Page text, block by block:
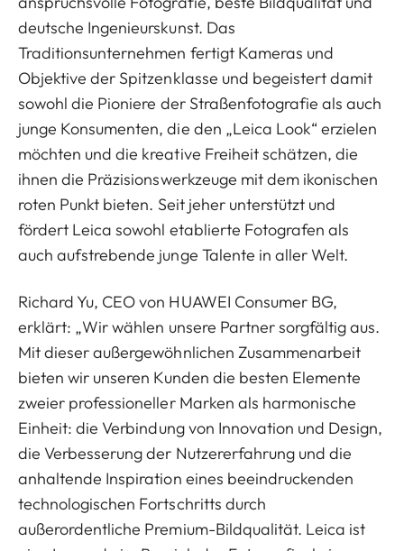
deutsche Ingenieurskunst. Das
Traditionsunternehmen fertigt Kameras und
Objektive der Spitzenklasse und begeistert damit
sowohl die Pioniere der Straßenfotografie als auch
junge Konsumenten, die den „Leica Look“ erzielen
möchten und die kreative Freiheit schätzen, die
ihnen die Präzisionswerkzeuge mit dem ikonischen
roten Punkt bieten. Seit jeher unterstützt und
fördert Leica sowohl etablierte Fotografen als
auch aufstrebende junge Talente in aller Welt.
Richard Yu, CEO von HUAWEI Consumer BG,
erklärt: „Wir wählen unsere Partner sorgfältig aus.
Mit dieser außergewöhnlichen Zusammenarbeit
bieten wir unseren Kunden die besten Elemente
zweier professioneller Marken als harmonische
Einheit: die Verbindung von Innovation und Design,
die Verbesserung der Nutzererfahrung und die
anhaltende Inspiration eines beeindruckenden
technologischen Fortschritts durch
außerordentliche Premium-Bildqualität. Leica ist